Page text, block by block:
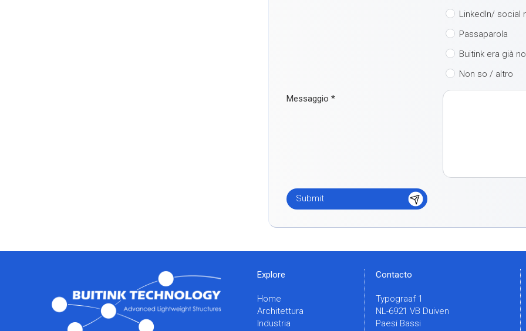
LinkedIn/ social
Passaparola
Buitink era già
Non so / altro
Messaggio *
Explore
Home
Architettura
Industria
Contacto
Typograaf 1
NL-6921 VB Duiven
Paesi Bassi